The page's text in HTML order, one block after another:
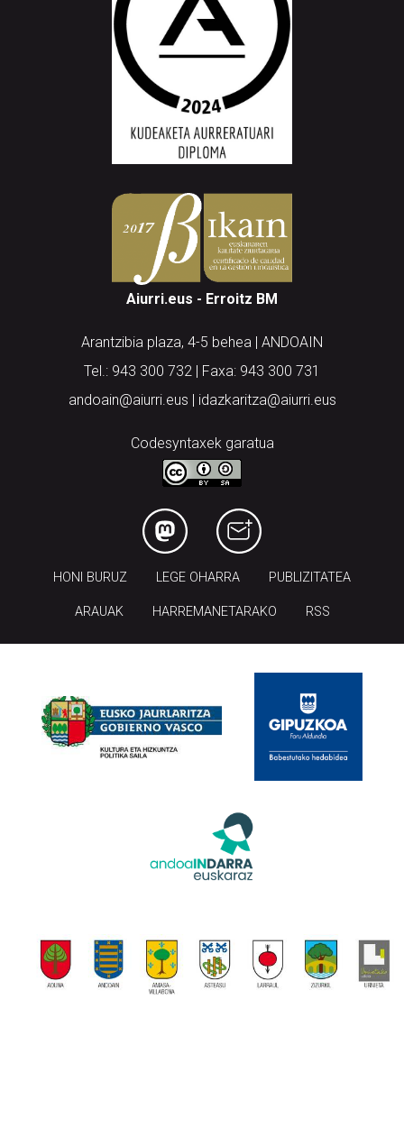
Aiurri.eus - Erroitz BM
Arantzibia plaza, 4-5 behea | ANDOAIN
Tel.: 943 300 732 | Faxa: 943 300 731
andoain@aiurri.eus | idazkaritza@aiurri.eus
Codesyntaxek garatua
HONI BURUZ LEGE OHARRA PUBLIZITATEA
ARAUAK HARREMANETARAKO RSS